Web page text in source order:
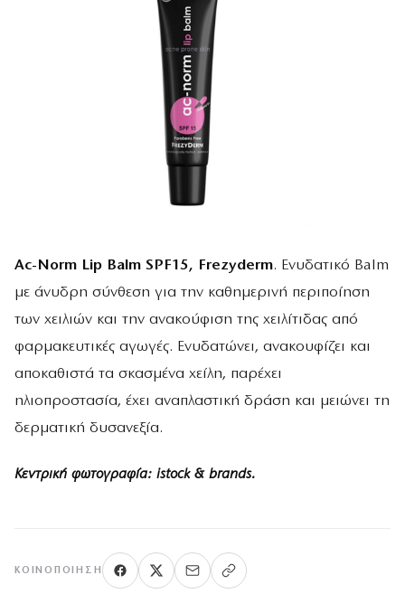
Ac-Norm Lip Balm SPF15, Frezyderm. Ενυδατικό Balm
με άνυδρη σύνθεση για την καθημερινή περιποίηση
των χειλιών και την ανακούφιση της χειλίτιδας από
φαρμακευτικές αγωγές. Ενυδατώνει, ανακουφίζει και
αποκαθιστά τα σκασμένα χείλη, παρέχει
ηλιοπροστασία, έχει αναπλαστική δράση και μειώνει τη
δερματική δυσανεξία.
Kεντρική φωτογραφία: istock & brands.
ΚΟΙΝΟΠΟΊΗΣΗ